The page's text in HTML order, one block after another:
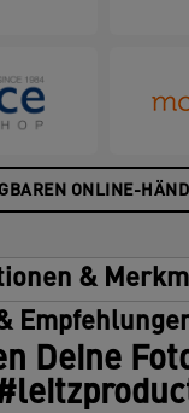
ONLINE-
&
Deine